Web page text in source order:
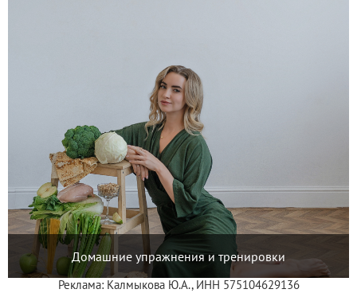
Домашние упражнения и тренировки
Реклама: Калмыкова Ю.А., ИНН 575104629136